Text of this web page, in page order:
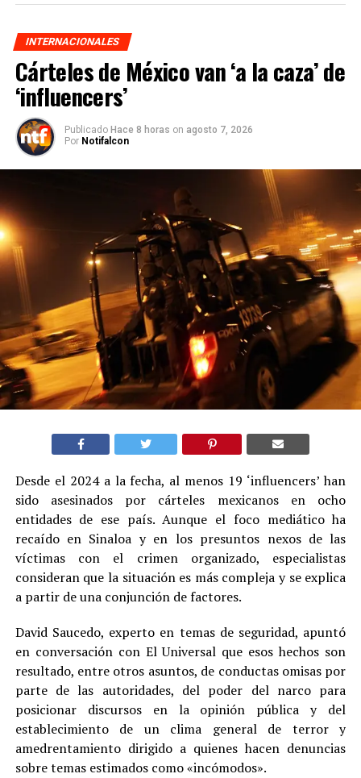
INTERNACIONALES
Cárteles de México van ‘a la caza’ de
‘influencers’
Publicado Hace 8 horas on agosto 7, 2026
Por Notifalcon
Desde el 2024 a la fecha, al menos 19 ‘influencers’ han
sido asesinados por cárteles mexicanos en ocho
entidades de ese país. Aunque el foco mediático ha
recaído en Sinaloa y en los presuntos nexos de las
víctimas con el crimen organizado, especialistas
consideran que la situación es más compleja y se explica
a partir de una conjunción de factores.
David Saucedo, experto en temas de seguridad, apuntó
en conversación con El Universal que esos hechos son
resultado, entre otros asuntos, de conductas omisas por
parte de las autoridades, del poder del narco para
posicionar discursos en la opinión pública y del
establecimiento de un clima general de terror y
amedrentamiento dirigido a quienes hacen denuncias
sobre temas estimados como «incómodos».